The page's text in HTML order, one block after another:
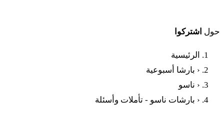
حول اشتركوا
الرئيسية
‹ بارشا أسبوعية
‹ ناسو
‹ بارشات ناسو - تأملات وأسئلة